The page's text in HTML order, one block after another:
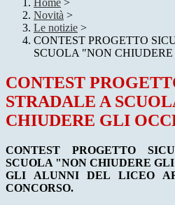
Home >
Novità >
Le notizie >
CONTEST PROGETTO
SCUOLA "NON
CONTEST
STRADALE A
CHIUDERE GLI
CONTEST PROGETTO
SCUOLA "NON CHIUDERE
GLI ALUNNI DEL LICEO
CONCORSO.